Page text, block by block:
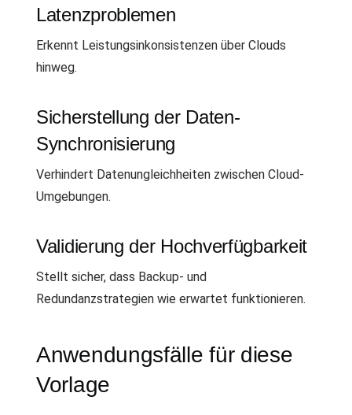
Latenzproblemen
Erkennt Leistungsinkonsistenzen über Clouds
hinweg.
Sicherstellung der Daten-
Synchronisierung
Verhindert Datenungleichheiten zwischen Cloud-
Umgebungen.
Validierung der Hochverfügbarkeit
Stellt sicher, dass Backup- und
Redundanzstrategien wie erwartet funktionieren.
Anwendungsfälle für diese
Vorlage